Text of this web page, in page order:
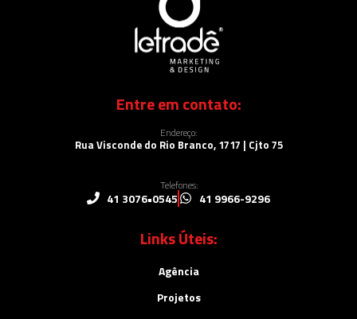
Entre em contato:
Endereço:
Rua Visconde do Rio Branco, 1717 | Cjto 75
Telefones:
41 3076•0545 41 9966-9296
Links Úteis:
Agência
Projetos